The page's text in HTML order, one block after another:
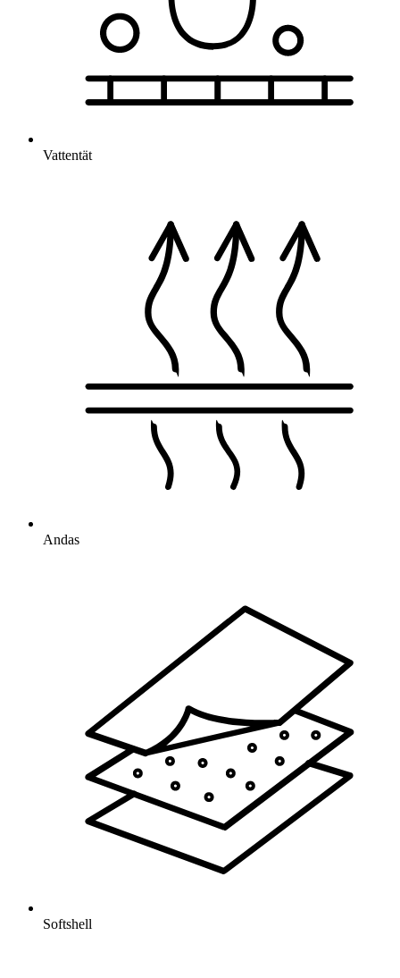
Vattentät
Andas
Softshell